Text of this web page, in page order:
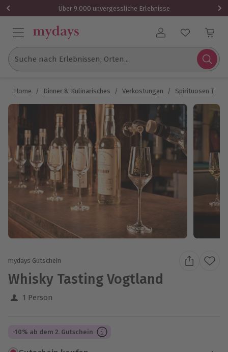
Über 9.000 unvergessliche Erlebnisse
Benutzerkonto
Suche nach Erlebnissen, Orten...
Home / Dinner & Kulinarisches / Verkostungen / Spirituosen
mydays Gutschein
Whisky Tasting Vogtland
1 Person
-10% ab dem 2. Gutschein